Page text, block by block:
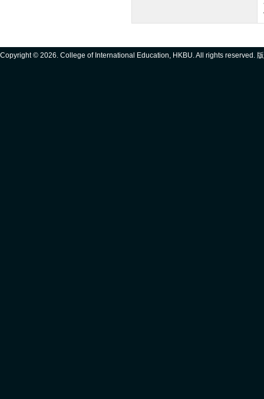
Copyright © 2026. College of International Education, HKBU. All rights reserved.